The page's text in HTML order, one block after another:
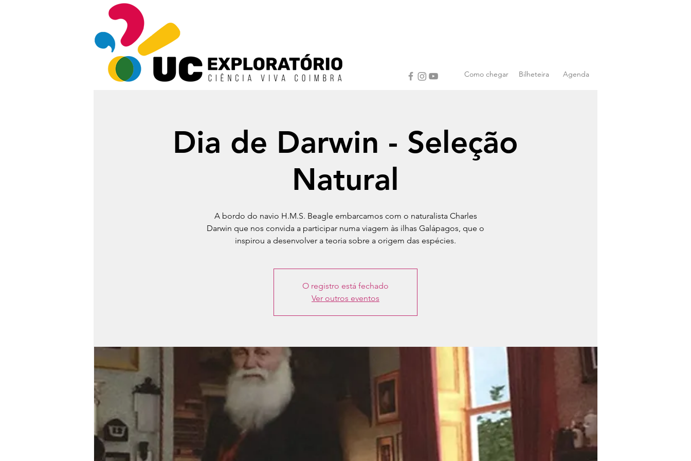
Como chegar Bilheteira Agenda
Dia de Darwin - Seleção
Natural
A bordo do navio H.M.S. Beagle embarcamos com o naturalista Charles
Darwin que nos convida a participar numa viagem às ilhas Galápagos, que o
inspirou a desenvolver a teoria sobre a origem das espécies.
O registro está fechado
Ver outros eventos